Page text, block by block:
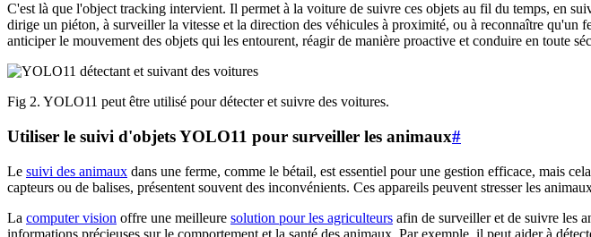
C'est là que l'object tracking intervient. Il permet à la voiture de suivre ces objets au fil du temps, en
dirige un piéton, à surveiller la vitesse et la direction des véhicules à proximité, ou à reconnaître qu'un
anticiper le mouvement des objets qui les entourent, réagir de manière proactive et conduire en toute
Fig 2. YOLO11 peut être utilisé pour détecter et suivre des voitures.
Utiliser le suivi d'objets YOLO11 pour surveiller les animaux#
Le suivi des animaux dans une ferme, comme le bétail, est essentiel pour une gestion efficace, mais
capteurs ou de balises, présentent souvent des inconvénients. Ces appareils peuvent stresser les
La computer vision offre une meilleure solution pour les agriculteurs afin de surveiller et de suivre les
informations précieuses sur le comportement et la santé des animaux. Par exemple, il peut aider à